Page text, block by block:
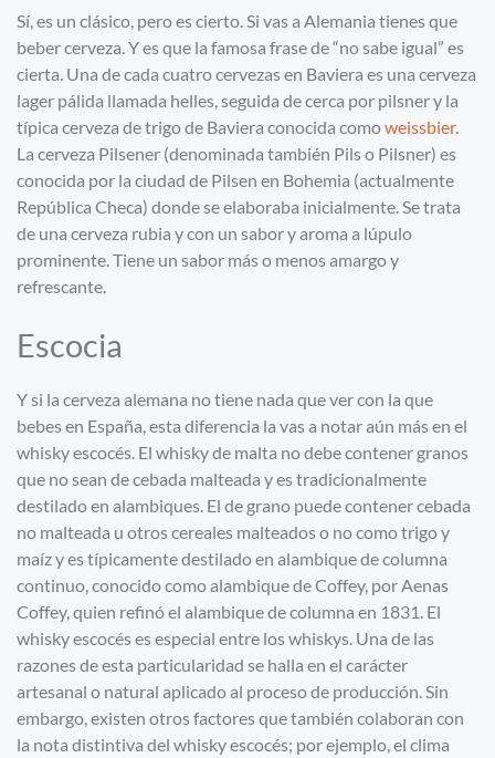
Sí, es un clásico, pero es cierto. Si vas a Alemania tienes que
beber cerveza. Y es que la famosa frase de “no sabe igual” es
cierta. Una de cada cuatro cervezas en Baviera es una cerveza
lager pálida llamada helles, seguida de cerca por pilsner y la
típica cerveza de trigo de Baviera conocida comoweissbier.
La cerveza Pilsener (denominada también Pils o Pilsner) es
conocida por la ciudad de Pilsen en Bohemia (actualmente
República Checa) donde se elaboraba inicialmente. Se trata
de una cerveza rubia y con un sabor y aroma a lúpulo
prominente. Tiene un sabor más o menos amargo y
refrescante.
Escocia
Y si la cerveza alemana no tiene nada que ver con la que
bebes en España, esta diferencia la vas a notar aún más en el
whisky escocés. El whisky de malta no debe contener granos
que no sean de cebada malteada y es tradicionalmente
destilado en alambiques. El de grano puede contener cebada
no malteada u otros cereales malteados o no como trigo y
maíz y es típicamente destilado en alambique de columna
continuo, conocido como alambique de Coffey, por Aenas
Coffey, quien refinó el alambique de columna en 1831. El
whisky escocés es especial entre los whiskys. Una de las
razones de esta particularidad se halla en el carácter
artesanal o natural aplicado al proceso de producción. Sin
embargo, existen otros factores que también colaboran con
la nota distintiva del whisky escocés; por ejemplo, el clima